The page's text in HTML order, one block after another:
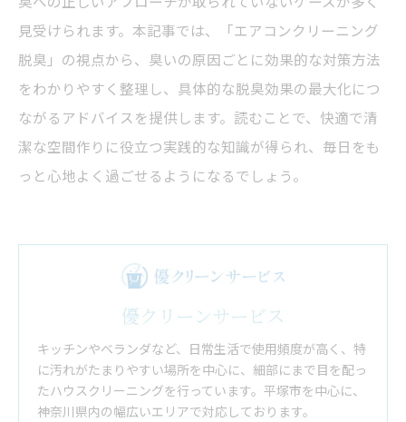
見受けられます。本記事では、「エアコンクリーニング
脱臭」の視点から、臭いの原因ごとに効果的な対策方法
をわかりやすく整理し、具体的な脱臭効果の最大化につ
ながるアドバイスを提供します。読むことで、快適で清
潔な空間作りに役立つ実践的な知識が得られ、毎日をも
っと心地よく過ごせるようになるでしょう。
優クリーンサービス
キッチンやベランダなど、日常生活で使用頻度が高く、特
に汚れがたまりやすい場所を中心に、細部にまで目を配っ
たハウスクリーニングを行っています。平塚市を中心に、
神奈川県内の幅広いエリアで対応しております。